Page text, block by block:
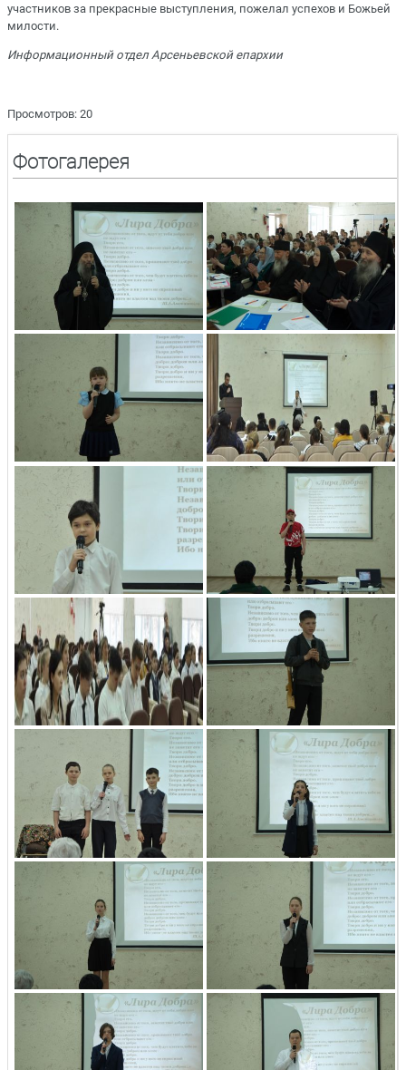
участников за прекрасные выступления, пожелал успехов и Божьей
милости.
Информационный отдел Арсеньевской епархии
Просмотров: 20
Фотогалерея